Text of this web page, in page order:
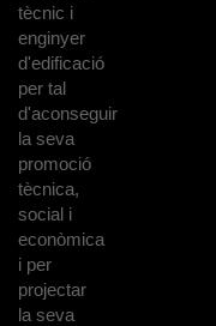
tècnic i
enginyer
d'edificació
per tal
d'aconseguir
la seva
promoció
tècnica,
social i
econòmica
i per
projectar
la seva